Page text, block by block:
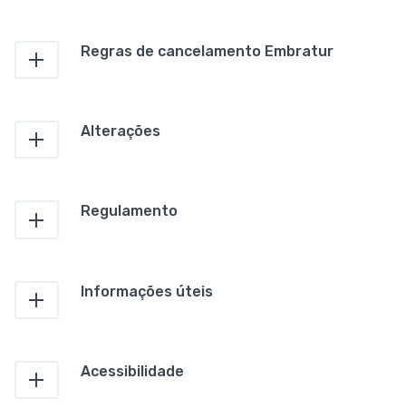
Regras de cancelamento Embratur
Alterações
Regulamento
Informações úteis
Acessibilidade